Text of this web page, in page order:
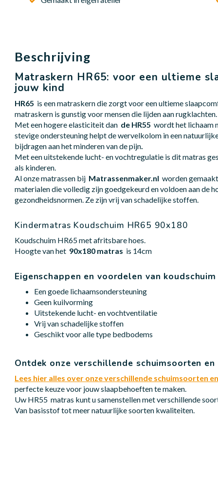
Beschrijving
Matraskern HR65: voor een ultieme
jouw kind
HR65 is een matraskern die zorgt voor een ultieme
matraskern is gunstig voor mensen die lijden aan rugklachten.
Met een hogere elasticiteit dan de HR55 wordt het lichaam
stevige ondersteuning helpt de wervelkolom in een
bijdragen aan het minderen van de pijn
Met een uitstekende lucht- en vochtregulatie is dit matras
als kinderen.
Al onze matrassen bij Matrassenmaker.nl worden
materialen die volledig zijn goedgekeurd en voldoen aan de
gezondheidsnormen. Ze zijn vrij van schadelijke stoffen.
Kindermatras Koudschuim HR65 90x180
Koudschuim HR65 met afritsbare hoes.
Hoogte van het 90x180 matras is 14cm
Eigenschappen en voordelen van
Een goede lichaamsondersteuning
Geen kuilvorming
Uitstekende lucht- en vochtventilatie
Vrij van schadelijke stoffen
Geschikt voor alle type bedbodems
Ontdek onze verschillende schuimsoorten en
Lees hier alles over onze verschillende schuimsoorten
perfecte keuze voor jouw slaapbehoeften te maken.
Uw HR55 matras kunt u samenstellen met verschillende
Van basisstof tot meer natuurlijke soorten kwaliteiten.